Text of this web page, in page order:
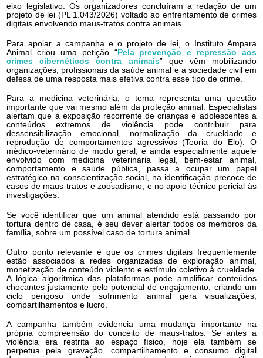
eixo legislativo. Os organizadores concluíram a redação de um
projeto de lei (PL 1.043/2026) voltado ao enfrentamento de crimes
digitais envolvendo maus-tratos contra animais.
Para apoiar a campanha e o projeto de lei, o Instituto Ampara
Animal criou uma petição “Pela prevenção e repressão aos
crimes cibernéticos contra animais” que vêm mobilizando
organizações, profissionais da saúde animal e a sociedade civil em
defesa de uma resposta mais efetiva contra esse tipo de crime.
Para a medicina veterinária, o tema representa uma questão
importante que vai mesmo além da proteção animal. Especialistas
alertam que a exposição recorrente de crianças e adolescentes a
conteúdos extremos de violência pode contribuir para
dessensibilização emocional, normalização da crueldade e
reprodução de comportamentos agressivos (Teoria do Elo). O
médico-veterinário de modo geral, e ainda especialmente aquele
envolvido com medicina veterinária legal, bem-estar animal,
comportamento e saúde pública, passa a ocupar um papel
estratégico na conscientização social, na identificação precoce de
casos de maus-tratos e zoosadismo, e no apoio técnico pericial às
investigações.
Se você identificar que um animal atendido está passando por
tortura dentro de casa, é seu dever alertar todos os membros da
família, sobre um possível caso de tortura animal.
Outro ponto relevante é que os crimes digitais frequentemente
estão associados a redes organizadas de exploração animal,
monetização de conteúdo violento e estímulo coletivo à crueldade.
A lógica algorítmica das plataformas pode amplificar conteúdos
chocantes justamente pelo potencial de engajamento, criando um
ciclo perigoso onde sofrimento animal gera visualizações,
compartilhamentos e lucro.
A campanha também evidencia uma mudança importante na
própria compreensão do conceito de maus-tratos. Se antes a
violência era restrita ao espaço físico, hoje ela também se
perpetua pela gravação, compartilhamento e consumo digital